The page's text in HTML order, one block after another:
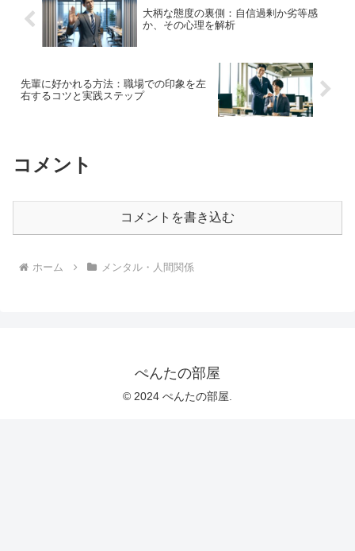
大柄な態度の裏側：自信過剰か劣等感
か、その心理を解析
先輩に好かれる方法：職場での印象を左
右するコツと実践ステップ
コメント
コメントを書き込む
ホーム メンタル・人間関係
ぺんたの部屋
© 2024 ぺんたの部屋.